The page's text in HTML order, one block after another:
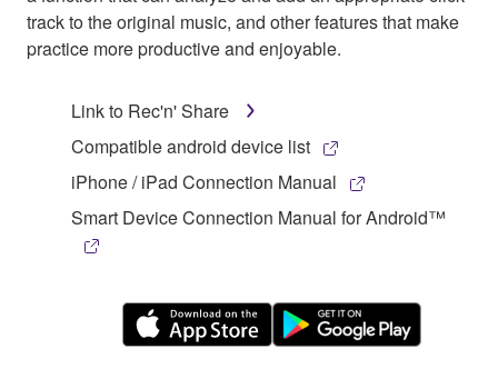
track to the original music, and other features that make
practice more productive and enjoyable.
Link to Rec'n' Share
Compatible android device list
iPhone / iPad Connection Manual
Smart Device Connection Manual for Android™